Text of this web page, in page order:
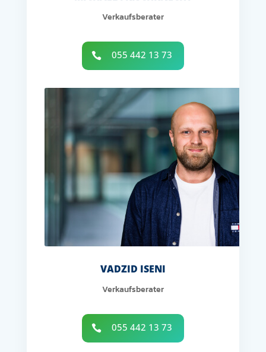
Verkaufsberater
 055 442 13 73
VADZID ISENI
Verkaufsberater
 055 442 13 73